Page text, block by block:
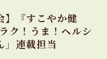
】『すこやか健
ク！うま！ヘルシ
」連載担当